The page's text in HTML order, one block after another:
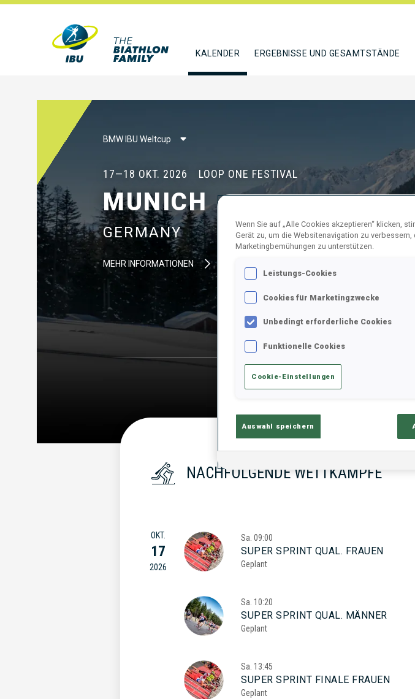
KALENDER ERGEBNISSE UND GESAMTSTÄNDE
BMW IBU Weltcup
17—18 OKT. 2026 LOOP ONE FESTIVAL
MUNICH
GERMANY
MEHR INFORMATIONEN
17—18
NACHFOLGENDE WETTKÄMPFE
OKT.
17
2026
Sa. 09:00
SUPER SPRINT QUAL. FRAUEN
Geplant
Sa. 10:20
SUPER SPRINT QUAL. MÄNNER
Geplant
Sa. 13:45
SUPER SPRINT FINALE FRAUEN
Geplant
Wenn Sie auf „Alle Cookies akzeptieren“ klicken,
Gerät zu, um die Websitenavigation zu
Marketingbemühungen zu unterstützen.
Leistungs-Cookies
Cookies für Marketingzwecke
Unbedingt erforderliche Cookies
Funktionelle Cookies
Cookie-Einstellungen
Auswahl speichern